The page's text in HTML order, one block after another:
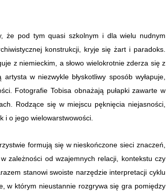
że pod tym quasi szkolnym i dla wielu nudnym
konstrukcji, kryje się żart i paradoks.
z niemieckim, a słowo wielokrotnie zderza się z
w niezwykle błyskotliwy sposób wyłapuje,
Fotografie Tobisa obnażają pułapki zawarte w
Rodzące się w miejscu pęknięcia niejasności,
i o jego wielowarstwowości.
formują się w nieskończone sieci znaczeń,
zależności od wzajemnych relacji, kontekstu czy
stanowi swoiste narzędzie interpretacji cyklu
w którym nieustannie rozgrywa się gra pomiędzy